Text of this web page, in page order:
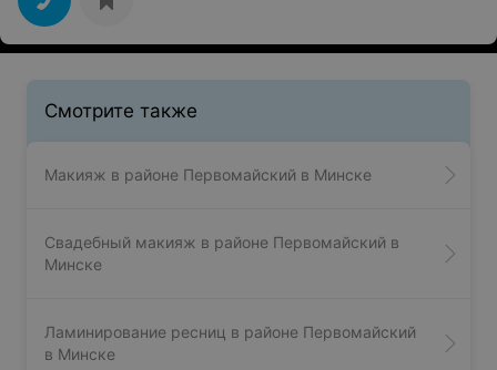
Смотрите также
Макияж в районе Первомайский в Минске
Свадебный макияж в районе Первомайский в
Минске
Ламинирование ресниц в районе Первомайский
в Минске